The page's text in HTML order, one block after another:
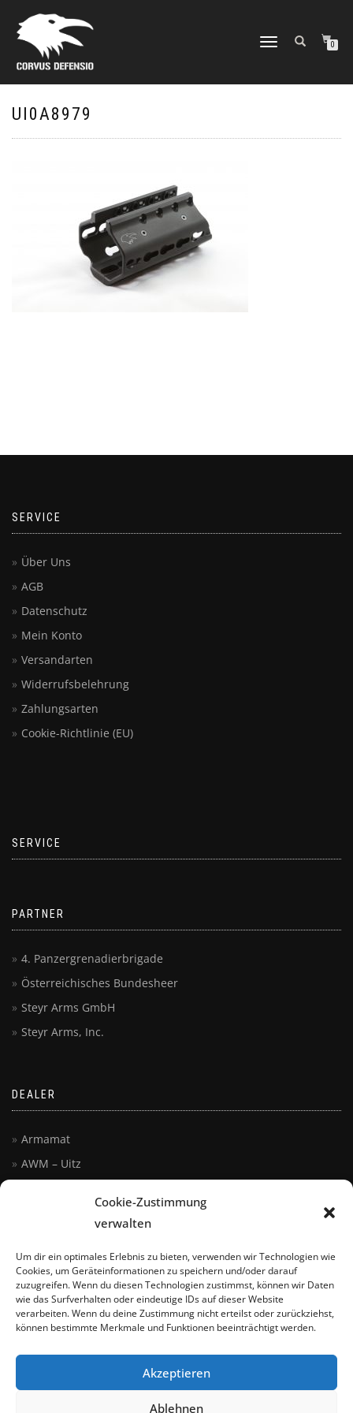
Cookie-Zustimmung
verwalten
Um dir ein optimales Erlebnis zu bieten, verwenden wir Technologien wie
Cookies, um Geräteinformationen zu speichern und/oder darauf
zuzugreifen. Wenn du diesen Technologien zustimmst, können wir Daten
wie das Surfverhalten oder eindeutige IDs auf dieser Website
verarbeiten. Wenn du deine Zustimmung nicht erteilst oder zurückziehst,
können bestimmte Merkmale und Funktionen beeinträchtigt werden.
Akzeptieren
Ablehnen
NAVIGATION
0
UI0A8979
SERVICE
Über Uns
AGB
Datenschutz
Mein Konto
Versandarten
Widerrufsbelehrung
Zahlungsarten
Cookie-Richtlinie (EU)
SERVICE
PARTNER
4. Panzergrenadierbrigade
Österreichisches Bundesheer
Steyr Arms GmbH
Steyr Arms, Inc.
DEALER
Armamat
AWM – Uitz
Seidler KG
Siegert
Steyr Arms, Inc.